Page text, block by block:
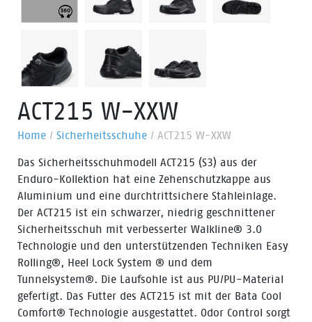
ACT215 W-XXW
Home / Sicherheitsschuhe / ACT215 W-XXW
Das Sicherheitsschuhmodell ACT215 (S3) aus der
Enduro-Kollektion hat eine Zehenschutzkappe aus
Aluminium und eine durchtrittsichere Stahleinlage.
Der ACT215 ist ein schwarzer, niedrig geschnittener
Sicherheitsschuh mit verbesserter Walkline® 3.0
Technologie und den unterstützenden Techniken Easy
Rolling®, Heel Lock System ® und dem
Tunnelsystem®. Die Laufsohle ist aus PU/PU-Material
gefertigt. Das Futter des ACT215 ist mit der Bata Cool
Comfort® Technologie ausgestattet. Odor Control sorgt